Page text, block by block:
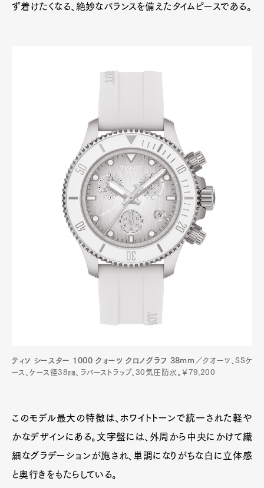
ず着けたくなる、絶妙なバランスを備えたタイムピースである。
ティソ シースター 1000 クォーツ クロノグラフ 38mm ／クオーツ、SSケ
ース、ケース径38㎜、ラバーストラップ、30気圧防水。￥79,200
このモデル最大の特徴は、ホワイトトーンで統一された軽や
かなデザインにある。文字盤には、外周から中央にかけて繊
細なグラデーションが施され、単調になりがちな白に立体感
と奥行きをもたらしている。